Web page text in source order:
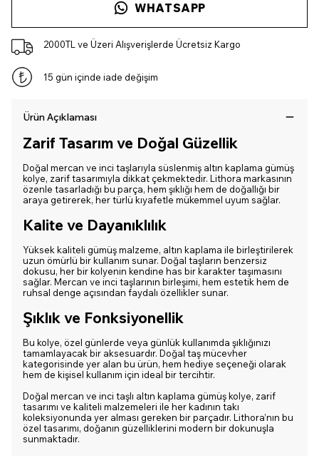
WHATSAPP
2000TL ve Üzeri Alışverişlerde Ücretsiz Kargo
15 gün içinde iade değişim
Ürün Açıklaması
Zarif Tasarım ve Doğal Güzellik
Doğal mercan ve inci taşlarıyla süslenmiş altın kaplama gümüş
kolye, zarif tasarımıyla dikkat çekmektedir. Lithora markasının
özenle tasarladığı bu parça, hem şıklığı hem de doğallığı bir
araya getirerek, her türlü kıyafetle mükemmel uyum sağlar.
Kalite ve Dayanıklılık
Yüksek kaliteli gümüş malzeme, altın kaplama ile birleştirilerek
uzun ömürlü bir kullanım sunar. Doğal taşların benzersiz
dokusu, her bir kolyenin kendine has bir karakter taşımasını
sağlar. Mercan ve inci taşlarının birleşimi, hem estetik hem de
ruhsal denge açısından faydalı özellikler sunar.
Şıklık ve Fonksiyonellik
Bu kolye, özel günlerde veya günlük kullanımda şıklığınızı
tamamlayacak bir aksesuardır. Doğal taş mücevher
kategorisinde yer alan bu ürün, hem hediye seçeneği olarak
hem de kişisel kullanım için ideal bir tercihtir.
Doğal mercan ve inci taşlı altın kaplama gümüş kolye, zarif
tasarımı ve kaliteli malzemeleri ile her kadının takı
koleksiyonunda yer alması gereken bir parçadır. Lithora’nın bu
özel tasarımı, doğanın güzelliklerini modern bir dokunuşla
sunmaktadır.